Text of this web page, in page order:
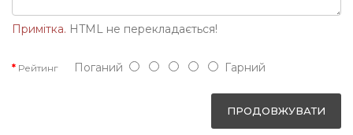
Примітка. HTML не перекладається!
Рейтинг Поганий Гарний
ПРОДОВЖУВАТИ